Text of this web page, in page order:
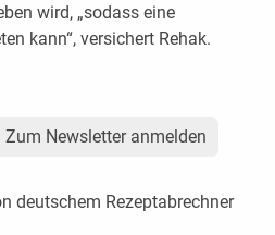
wird, „sodass eine
kann“, versichert Rehak.
Zum Newsletter anmelden
deutschem Rezeptabrechner